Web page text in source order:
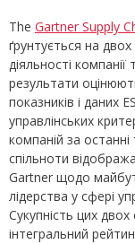
The Gartner Supply
ґрунтується на
діяльності компанії
результати
показників і даних
управлінських
компаній за
спільноти
Gartner щодо
лідерства у сфері
Сукупність цих
інтегральний